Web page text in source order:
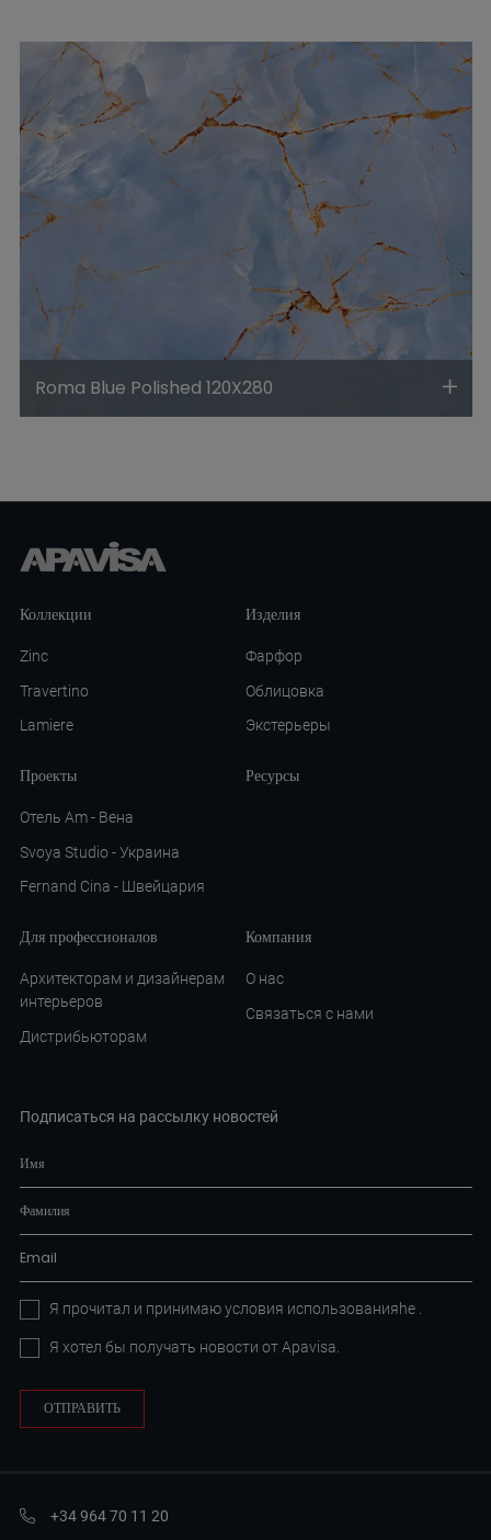
Roma Blue Polished 120X280
Коллекции
Zinc
Travertino
Lamiere
Изделия
Фарфор
Облицовка
Экстерьеры
Проекты
Отель Am - Вена
Svoya Studio - Украина
Fernand Cina - Швейцария
Ресурсы
Для профессионалов
Архитекторам и дизайнерам
интерьеров
Дистрибьюторам
Компания
О нас
Связаться с нами
Подписаться на рассылку новостей
Я прочитал и принимаю условия использованияhe
Я хотел бы получать новости от Apavisa.
+34 964 70 11 20